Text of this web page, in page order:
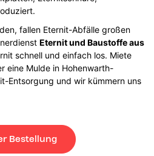
fallen Eternit-Abfälle großen
Eternit und Baustoffe aus
schnell und einfach los. Miete
eine Mulde in Hohenwarth-
Entsorgung und wir kümmern uns
Bestellung